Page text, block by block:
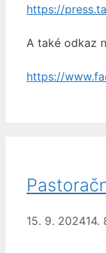
https://
A také odkaz
https://
15. 9. 202414.